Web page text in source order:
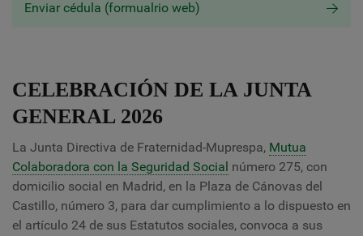
Enviar cédula (formualrio web)
CELEBRACIÓN DE LA JUNTA
GENERAL 2026
La Junta Directiva de Fraternidad-Muprespa, Mutua
Colaboradora con la Seguridad Social número 275, con
domicilio social en Madrid, en la Plaza de Cánovas del
Castillo, número 3, para dar cumplimiento a lo dispuesto en
el artículo 24 de sus Estatutos sociales, convoca a sus